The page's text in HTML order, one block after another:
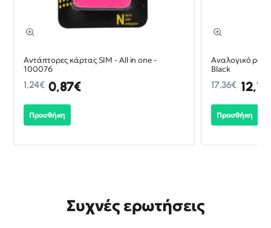
Αντάπτορες κάρτας SIM - All in one -
100076
0,87€
1,24€
Προσθήκη
Aναλογικό
Black
17,36€
Προσθήκη
Συχνές ερωτήσεις